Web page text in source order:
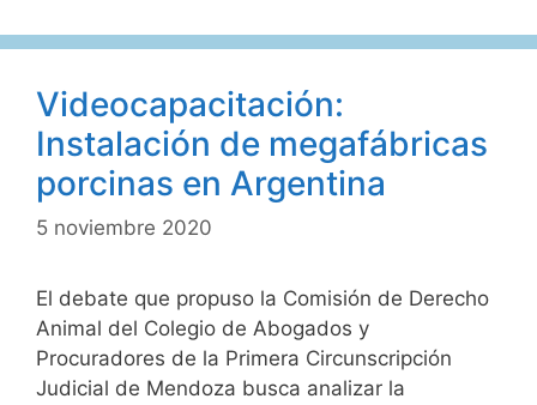
niñez
derecho
humano
Videocapacitación:
Instalación de megafábricas
porcinas en Argentina
5 noviembre 2020
El debate que propuso la Comisión de Derecho
Animal del Colegio de Abogados y
Procuradores de la Primera Circunscripción
Judicial de Mendoza busca analizar la